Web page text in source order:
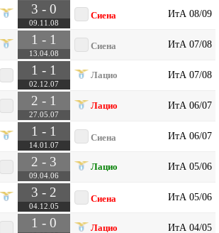
3 - 0
09.11.08
Сиена ИтА 08/09
1 - 1
13.04.08
Сиена ИтА 07/08
1 - 1
02.12.07
Лацио ИтА 07/08
2 - 1
27.05.07
Лацио ИтА 06/07
1 - 1
14.01.07
Сиена ИтА 06/07
2 - 3
09.04.06
Лацио ИтА 05/06
3 - 2
04.12.05
Сиена ИтА 05/06
1 - 0 Лацио ИтА 04/05